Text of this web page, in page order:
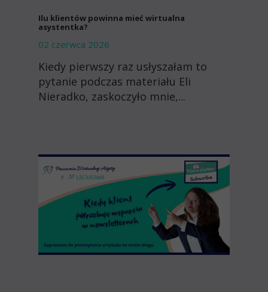
Ilu klientów powinna mieć wirtualna
asystentka?
02 czerwca 2026
Kiedy pierwszy raz usłyszałam to
pytanie podczas materiału Eli
Nieradko, zaskoczyło mnie,...